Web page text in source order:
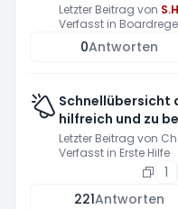
Letzter Beitrag von
Verfasst in
0Antworten
Schnellübersicht
hilfreich und zu
Letzter Beitrag von
Verfasst in Erste Hilfe
1
221Antworten